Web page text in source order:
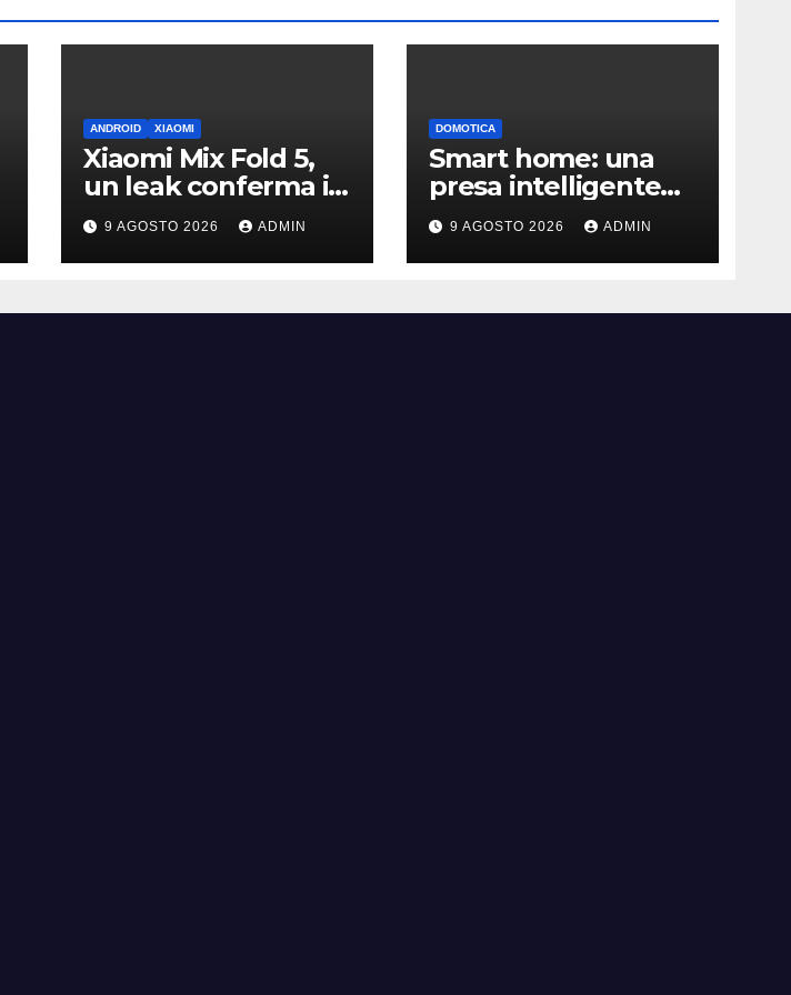
ANDROID XIAOMI
Xiaomi Mix Fold 5,
un leak conferma il
design a passaporto
e HyperOS 4
9 AGOSTO 2026 ADMIN
DOMOTICA
Smart home: una
presa intelligente
da pochi euro può
fare la differenza
9 AGOSTO 2026 ADMIN